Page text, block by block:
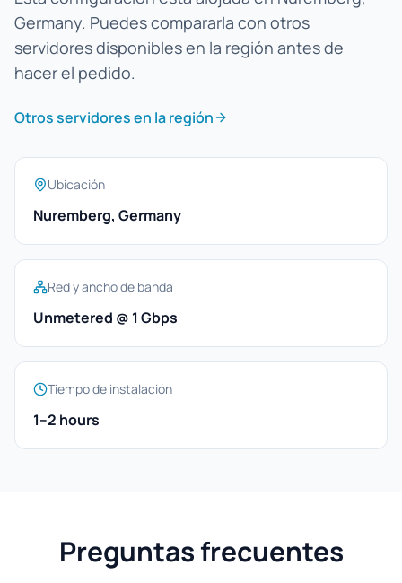
Germany. Puedes compararla con otros
servidores disponibles en la región antes de
hacer el pedido.
Otros servidores en la región
Ubicación
Nuremberg, Germany
Red y ancho de banda
Unmetered @ 1 Gbps
Tiempo de instalación
1–2 hours
Preguntas frecuentes